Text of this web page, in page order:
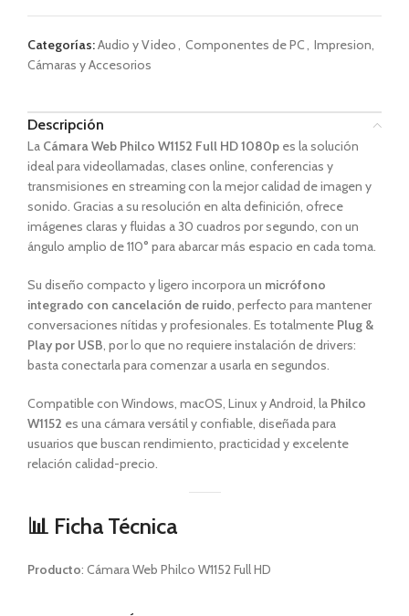
Categorías:Audio y Video, Componentes de PC, Impresion,
Cámaras y Accesorios
Descripción
La Cámara Web Philco W1152 Full HD 1080p es la solución
ideal para videollamadas, clases online, conferencias y
transmisiones en streaming con la mejor calidad de imagen y
sonido. Gracias a su resolución en alta definición, ofrece
imágenes claras y fluidas a 30 cuadros por segundo, con un
ángulo amplio de 110° para abarcar más espacio en cada toma.
Su diseño compacto y ligero incorpora un micrófono
integrado con cancelación de ruido, perfecto para mantener
conversaciones nítidas y profesionales. Es totalmente Plug &
Play por USB, por lo que no requiere instalación de drivers:
basta conectarla para comenzar a usarla en segundos.
Compatible con Windows, macOS, Linux y Android, la Philco
W1152 es una cámara versátil y confiable, diseñada para
usuarios que buscan rendimiento, practicidad y excelente
relación calidad-precio.
📊 Ficha Técnica
Producto: Cámara Web Philco W1152 Full HD